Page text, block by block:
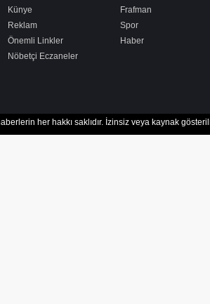
Künye
Reklam
Önemli Linkler
Nöbetçi Eczaneler
Frafman
Spor
Haber
her hakkı saklıdır. İzinsiz veya kaynak